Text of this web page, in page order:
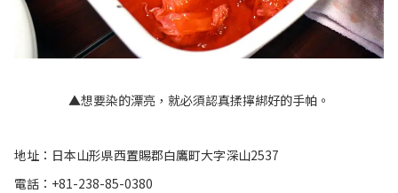
▲想要染的漂亮，就必須認真揉擰綁好的手帕。
地址：日本山形県西置賜郡白鷹町大字深山2537
電話：+81-238-85-0380